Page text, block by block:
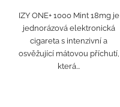
IZY ONE+ 1000 Mint 18mg je
jednorázová elektronická
cigareta s intenzivní a
osvěžující mátovou příchutí,
která...